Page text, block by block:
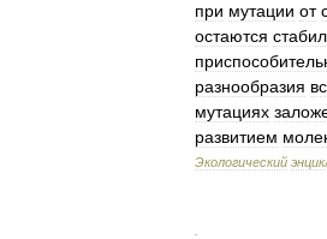
при мутации от
остаются
разнообразия
мутациях
развитием
Экологический